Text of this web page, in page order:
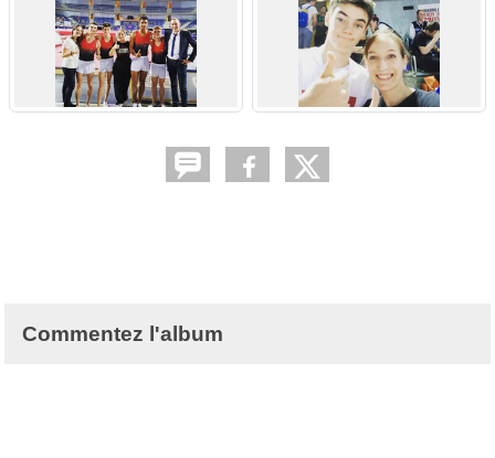
Commentez l'album